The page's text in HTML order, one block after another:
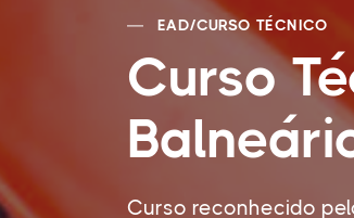
EAD/CURSO TÉCNICO
Curso
Curso reconhecido